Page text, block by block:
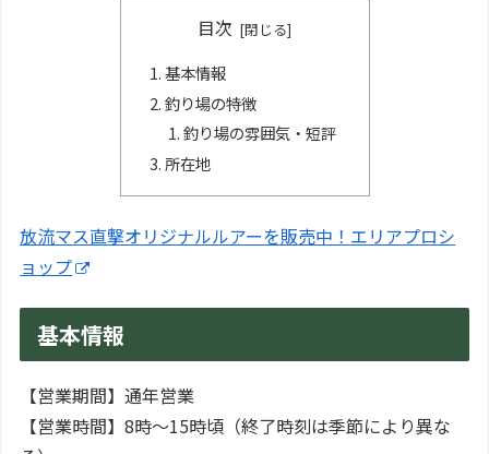
目次
基本情報
釣り場の特徴
釣り場の雰囲気・短評
所在地
放流マス直撃オリジナルルアーを販売中！エリアプロシ
ョップ
基本情報
【営業期間】通年営業
【営業時間】8時～15時頃（終了時刻は季節により異な